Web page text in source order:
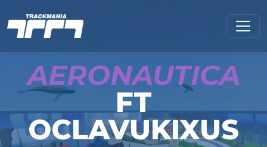
AERONAUTICA
FT
OCLAVUKIXUS